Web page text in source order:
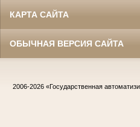
КАРТА САЙТА
ОБЫЧНАЯ ВЕРСИЯ САЙТА
2006-2026 «Государственная